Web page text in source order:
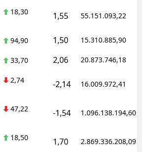
18,30 1,55 55.151.093,22
94,90 1,50 15.310.885,90
33,70 2,06 20.873.746,18
2,74 -2,14 16.009.972,41
47,22 -1,54 1.096.138.194,60
18,50 1,70 2.869.336.208,09